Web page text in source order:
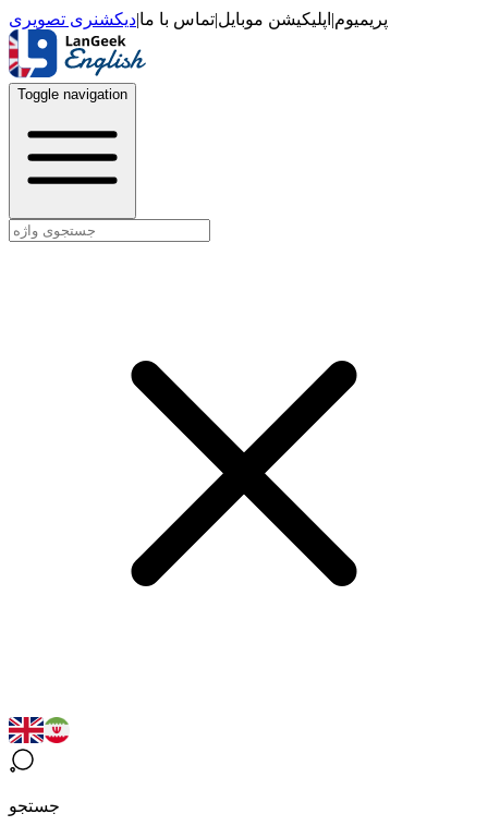
پریمیوم| اپلیکیشن موبایل|تماس با ما|دیکشنری تصویری
Toggle navigation
جستجو